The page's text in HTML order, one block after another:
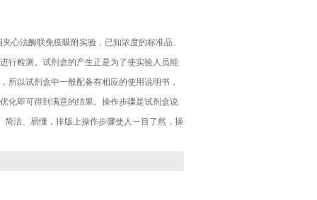
心法酶联免疫吸附实验，已知浓度的标准品、
行检测。试剂盒的产生正是为了使实验人员能
所以试剂盒中一般配备有相应的使用说明书，
化即可得到满意的结果。操作步骤是试剂盒说
简洁、易懂，排版上操作步骤使人一目了然，操